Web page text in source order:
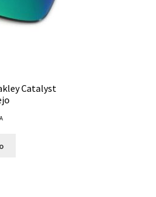
Catalyst